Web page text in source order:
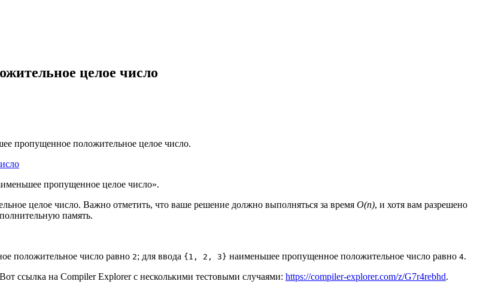
целое число
пропущенное положительное целое число.
пропущенное целое число».
целое число. Важно отметить, что ваше решение должно выполняться за время O(n), и хотя вам разрешено
память.
положительное число равно 2; для ввода {1, 2, 3} наименьшее пропущенное положительное число равно 4.
ссылка на Compiler Explorer с несколькими тестовыми случаями: https://compiler-explorer.com/z/G7r4rebhd.